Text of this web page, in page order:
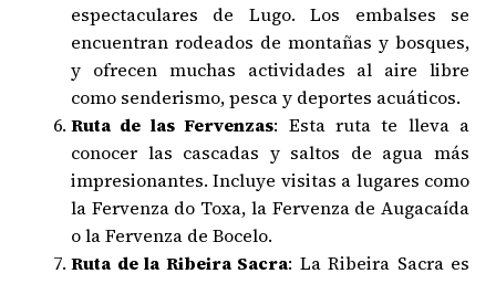
espectaculares de Lugo. Los embalses se
encuentran rodeados de montañas y bosques,
y ofrecen muchas actividades al aire libre
como senderismo, pesca y deportes acuáticos.
Ruta de las Fervenzas: Esta ruta te lleva a
conocer las cascadas y saltos de agua más
impresionantes. Incluye visitas a lugares como
la Fervenza do Toxa, la Fervenza de Augacaída
o la Fervenza de Bocelo.
Ruta de la Ribeira Sacra: La Ribeira Sacra es